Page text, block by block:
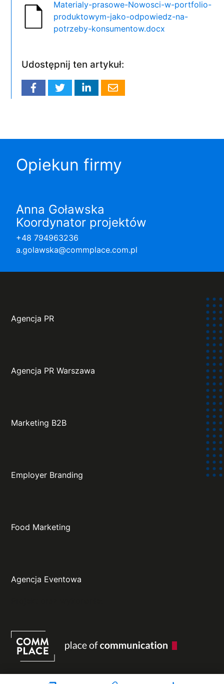
Materialy-prasowe-Nowosci-w-portfolio-
produktowym-jako-odpowiedz-na-
potrzeby-konsumentow.docx
Udostępnij ten artykuł:
Opiekun firmy
Anna Goławska
Koordynator projektów
+48 794963236
a.golawska@commplace.com.pl
Agencja PR
Agencja PR Warszawa
Marketing B2B
Employer Branding
Food Marketing
Agencja Eventowa